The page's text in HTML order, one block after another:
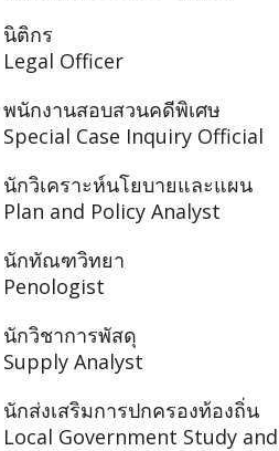
นิติกร
Legal Officer
พนักงานสอบสวนคดีพิเศษ
Special Case Inquiry Official
นักวิเคราะห์นโยบายและแผน
Plan and Policy Analyst
นักทัณฑวิทยา
Penologist
นักวิชาการพัสดุ
Supply Analyst
นักส่งเสริมการปกครองท้องถิ่น
Local Government Study